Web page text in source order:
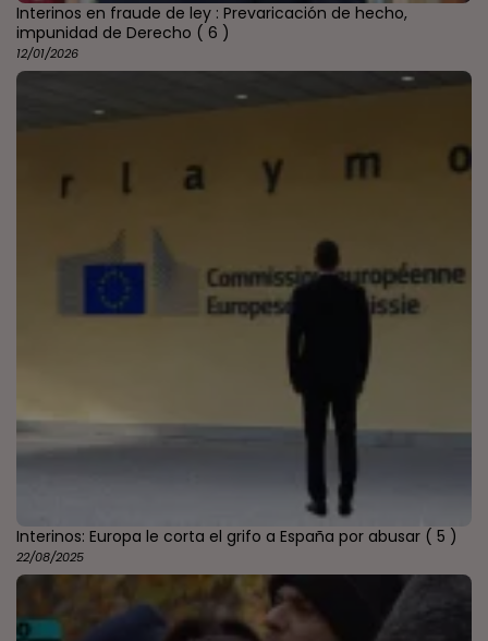
Interinos en fraude de ley : Prevaricación de hecho,
impunidad de Derecho ( 6 )
12/01/2026
Interinos: Europa le corta el grifo a España por abusar ( 5 )
22/08/2025